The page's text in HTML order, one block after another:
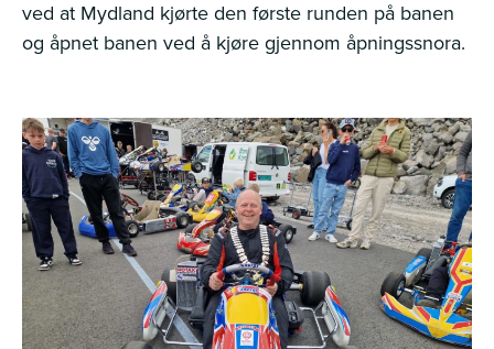
ved at Mydland kjørte den første runden på banen
og åpnet banen ved å kjøre gjennom åpningssnora.